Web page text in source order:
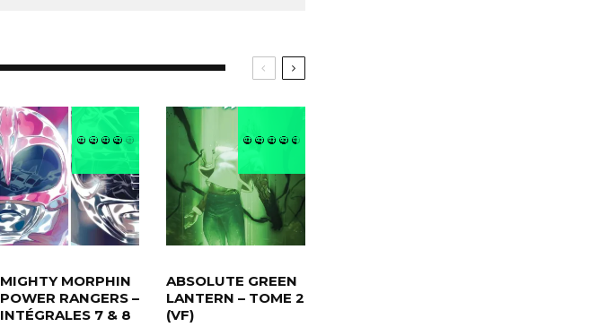
MIGHTY MORPHIN
POWER RANGERS –
INTÉGRALES 7 & 8
ABSOLUTE GREEN
LANTERN – TOME 2
(VF)